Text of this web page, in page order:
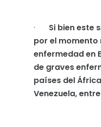
· Si bien este
por el momento
enfermedad en
de graves
países del
Venezuela,